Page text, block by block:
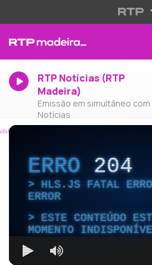
RTP Notícias (RTP
Madeira)
Emissão em simultâneo com
Notícias
ERRO204
HLS.JS FATAL
ERROR
ESTE CONTEÚDO
MOMENTO